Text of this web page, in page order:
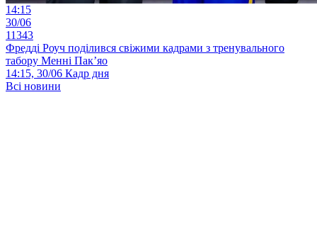
14:15
30/06
11343
Фредді Роуч поділився свіжими кадрами з тренувального
табору Менні Пак’яо
14:15, 30/06 Кадр дня
Всі новини